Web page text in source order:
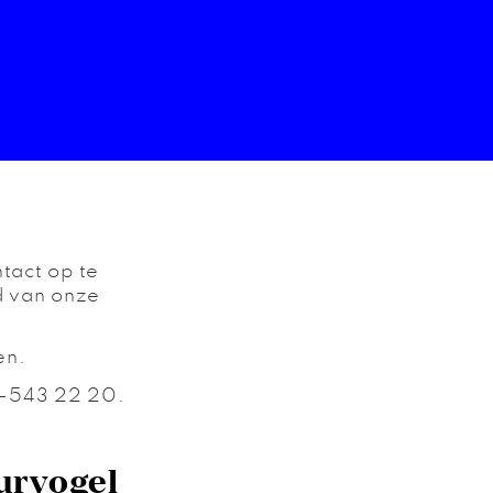
op te
van onze
543 22 20.